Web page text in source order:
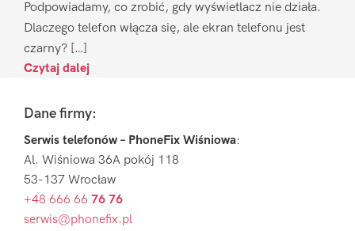
Podpowiadamy, co zrobić, gdy wyświetlacz nie działa.
Dlaczego telefon włącza się, ale ekran telefonu jest
czarny? […]
Czytaj dalej
FooterDane firmy:
Serwis telefonów – PhoneFix Wiśniowa:
Al. Wiśniowa 36A pokój 118
53-137 Wrocław
+48 666 66 76 76
serwis@phonefix.pl